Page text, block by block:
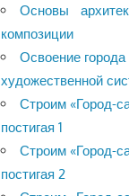
Основы
композиции
Освоение города
художественной
Строим «Город-
постигая 1
Строим «Город-
постигая 2